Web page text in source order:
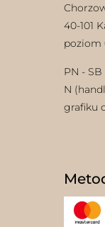
40-101
poziom
PN - SB
N